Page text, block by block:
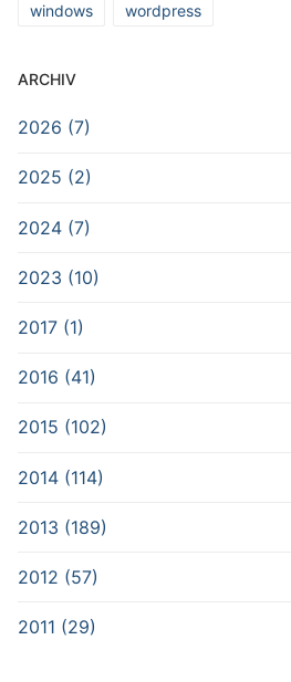
windows
wordpress
ARCHIV
2026 (7)
2025 (2)
2024 (7)
2023 (10)
2017 (1)
2016 (41)
2015 (102)
2014 (114)
2013 (189)
2012 (57)
2011 (29)